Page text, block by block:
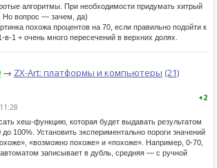
алгоритмы. При необходимости придумать хитрый
вопрос — зачем, да)
похожа процентов на 70, если правильно подойти к
в-1 + очень много пересечений в верхних долях.
→ ZX-Art: платформы и компьютеры (21)
+2
хеш-функцию, которая будет выдавать результатом
100%. Установить экспериментально пороги значений
«возможно похоже» и «похоже». Например, 0-70,
записывает в дубль, средняя — с ручной